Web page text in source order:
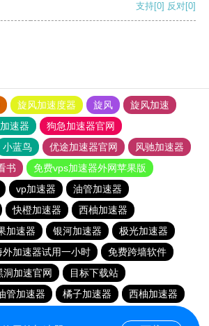
支持[0] 反对[0]
旋风加速度器 旋风
旋风加速
速器
狗急加速器官网
小蓝鸟 优途加速器官网
风驰加速器
书
免费vps加速器外网苹果版
vp加速器
油管加速器
快橙加速器
西柚加速器
加速器 银河加速器
极光加速器
外加速器试用一小时
免费跨墙软件
洞加速官网
目标下载站
管加速器 橘子加速器
西柚加速器